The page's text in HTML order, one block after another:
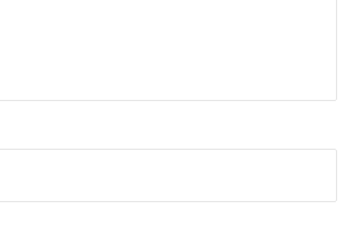
Copy URL